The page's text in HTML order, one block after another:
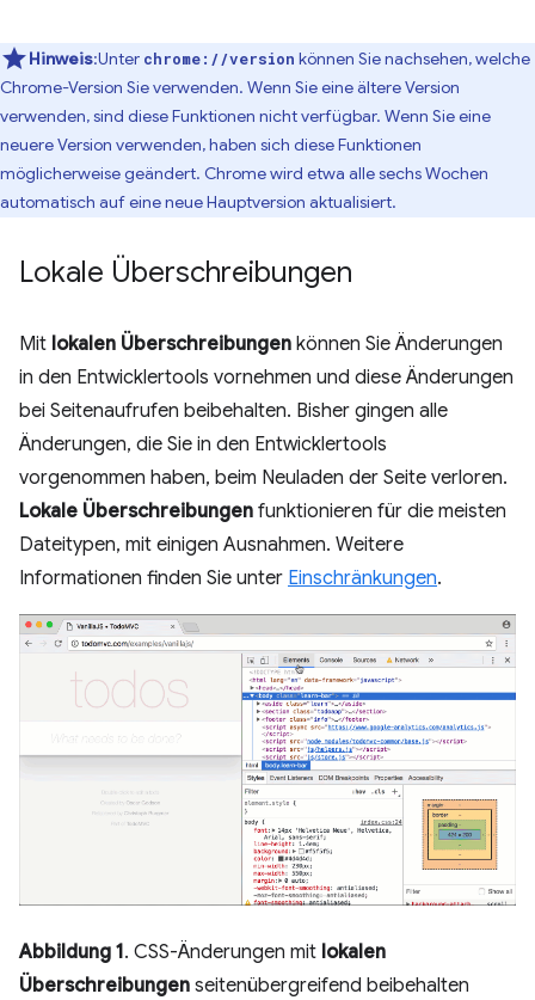
Hinweis:Unter chrome://version können Sie nachsehen, welche
Chrome-Version Sie verwenden. Wenn Sie eine ältere Version
verwenden, sind diese Funktionen nicht verfügbar. Wenn Sie eine
neuere Version verwenden, haben sich diese Funktionen
möglicherweise geändert. Chrome wird etwa alle sechs Wochen
automatisch auf eine neue Hauptversion aktualisiert.
Lokale Überschreibungen
Mit lokalen Überschreibungen können Sie Änderungen
in den Entwicklertools vornehmen und diese Änderungen
bei Seitenaufrufen beibehalten. Bisher gingen alle
Änderungen, die Sie in den Entwicklertools
vorgenommen haben, beim Neuladen der Seite verloren.
Lokale Überschreibungen funktionieren für die meisten
Dateitypen, mit einigen Ausnahmen. Weitere
Informationen finden Sie unter Einschränkungen.
Abbildung 1. CSS-Änderungen mit lokalen
Überschreibungen seitenübergreifend beibehalten